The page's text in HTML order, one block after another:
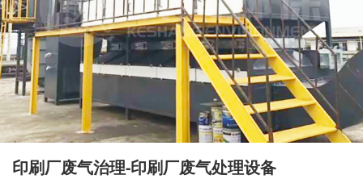
印刷厂废气治理-印刷厂废气处理设备